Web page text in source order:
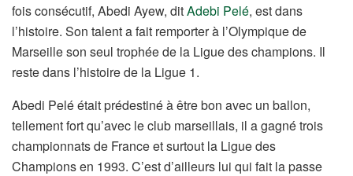
fois consécutif, Abedi Ayew, ditAdebi Pelé, est dans
l’histoire. Son talent a fait remporter à l’Olympique de
Marseille son seul trophée de la Ligue des champions. Il
reste dans l’histoire de la Ligue 1.
Abedi Pelé était prédestiné à être bon avec un ballon,
tellement fort qu’avec le club marseillais, il a gagné trois
championnats de France et surtout la Ligue des
Champions en 1993. C’est d’ailleurs lui qui fait la passe